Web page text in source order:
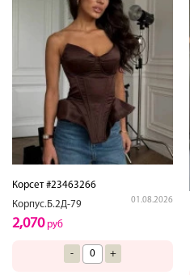
Корсет #23463266
Корпус.Б.2Д-79
01.08.2026
2,070руб
- +